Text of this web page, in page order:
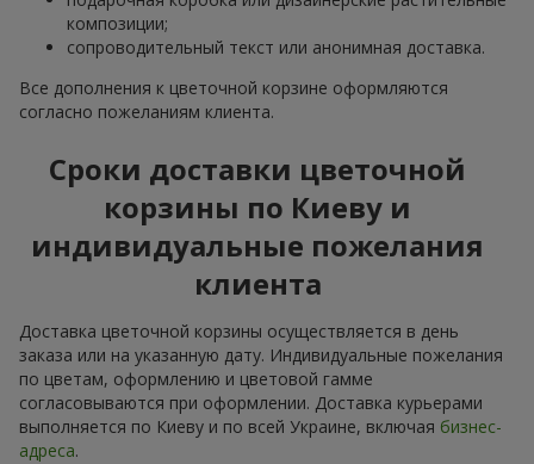
композиции;
сопроводительный текст или анонимная доставка.
Все дополнения к цветочной корзине оформляются
согласно пожеланиям клиента.
Сроки доставки цветочной
корзины по Киеву и
индивидуальные пожелания
клиента
Доставка цветочной корзины осуществляется в день
заказа или на указанную дату. Индивидуальные пожелания
по цветам, оформлению и цветовой гамме
согласовываются при оформлении. Доставка курьерами
выполняется по Киеву и по всей Украине, включая бизнес-
адреса.